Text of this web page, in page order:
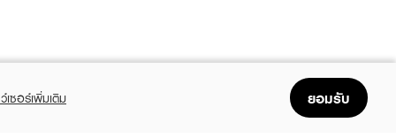
เซอร์เพิ่มเติม ยอมรับ